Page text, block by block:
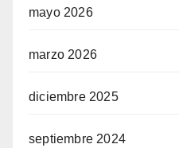
mayo 2026
marzo 2026
diciembre 2025
septiembre 2024